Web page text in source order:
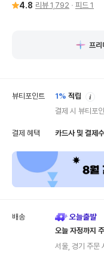
4.8 리뷰 1,792 피드 1
프리
뷰티포인트 1% 적립
결제 시 뷰티포
결제 혜택 카드사 및 결제
배송
오늘 자정까지
서울, 경기 주문